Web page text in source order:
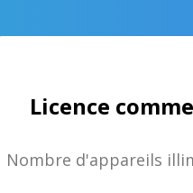
Licence
Nombre d'appareils